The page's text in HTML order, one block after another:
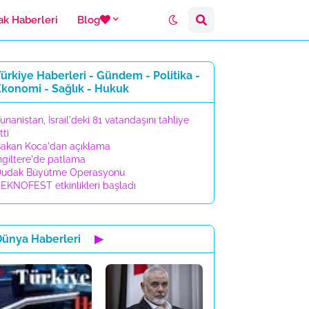
Haberleri Blog
Haberleri - Gündem - Politika -
- Sağlık - Hukuk
İsrail'deki 81 vatandaşını tahliye
Koca'dan açıklama
patlama
Büyütme Operasyonu
etkinlikleri başladı
Haberleri ▶